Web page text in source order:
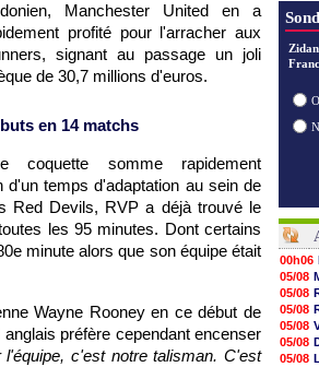
Manchester United en a
profité pour l'arracher aux
signant au passage un joli
de 30,7 millions d'euros.
buts en 14 matchs
coquette somme rapidement
temps d'adaptation au sein de
Red Devils, RVP a déjà trouvé le
les 95 minutes. Dont certains
minute alors que son équipe était
Wayne Rooney en ce début de
préfère cependant encenser
c'est notre talisman. C'est
00h06
05/08
05/08
05/08
05/08
05/08
05/08